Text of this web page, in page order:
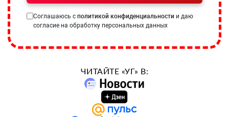
Соглашаюсь с политикой конфиденциальности и даю
согласие на обработку персональных данных
ЧИТАЙТЕ «УГ» В: